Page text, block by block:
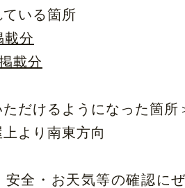
ている箇所
分
載分
ただけるようになった箇所
上より南東方向
安全・お天気等の確認に